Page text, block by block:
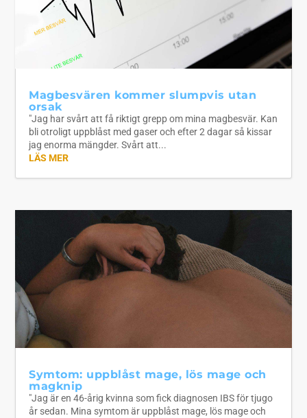
Magbesvären kommer slumpvis utan
orsak
"Jag har svårt att få riktigt grepp om mina magbesvär. Kan
bli otroligt uppblåst med gaser och efter 2 dagar så kissar
jag enorma mängder. Svårt att...
LÄS MER
Symtom: uppblåst mage, lös mage och
magknip
"Jag är en 46-årig kvinna som fick diagnosen IBS för tjugo
år sedan. Mina symtom är uppblåst mage, lös mage och